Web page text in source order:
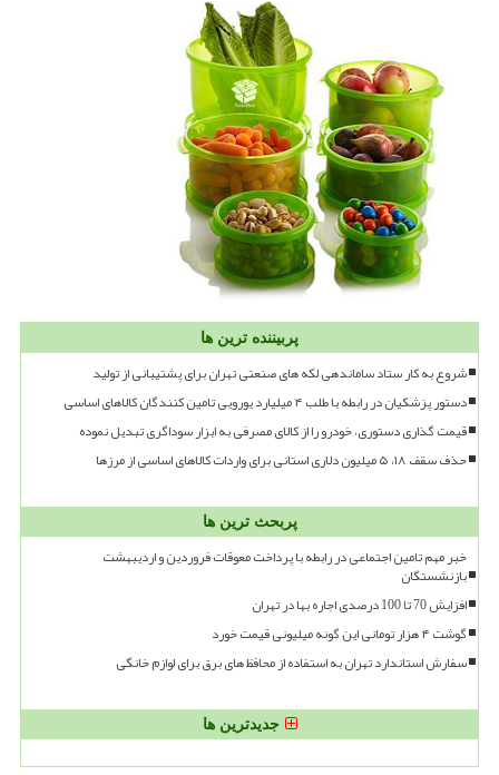
پربیننده ترین ها
شروع به کار ستاد ساماندهی لکه های صنعتی تهران برای پشتیبانی از تولید
دستور پزشکیان در رابطه با طلب ۴ میلیارد یورویی تامین کنندگان کالاهای اساسی
قیمت گذاری دستوری، خودرو را از کالای مصرفی به ابزار سوداگری تبدیل نموده
حذف سقف ۱۸، ۵ میلیون دلاری استانی برای واردات کالاهای اساسی از مرزها
پربحث ترین ها
خبر مهم تامین اجتماعی در رابطه با پرداخت معوقات فروردین و اردیبهشت
بازنشستگان
افزایش 70 تا 100 درصدی اجاره بها در تهران
گوشت ۴ هزار تومانی این گونه میلیونی قیمت خورد
سفارش استاندارد تهران به استفاده از محافظ های برق برای لوازم خانگی
جدیدترین ها